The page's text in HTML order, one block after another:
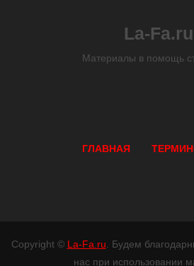
La-Fa.ru
Материалы в помощь
ГЛАВНАЯ
Copyright © La-Fa.ru . Будем
нас при использовании